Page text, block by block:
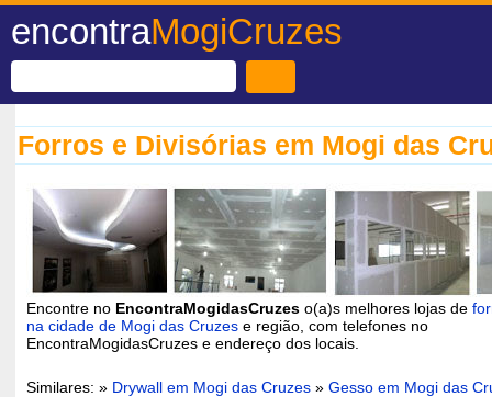
encontraMogiCruzes
Forros e Divisórias em Mogi das
Encontre no EncontraMogidasCruzes o(a)s melhores lojas de
na cidade de Mogi das Cruzes e região, com telefones no
EncontraMogidasCruzes e endereço dos locais.
Similares: » Drywall em Mogi das Cruzes »Gesso em Mogi das